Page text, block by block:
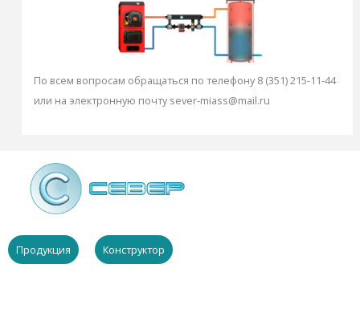
По всем вопросам обращаться по телефону 8 (351) 215-11-44
или на электронную почту sever-miass@mail.ru
Продукция Конструктор